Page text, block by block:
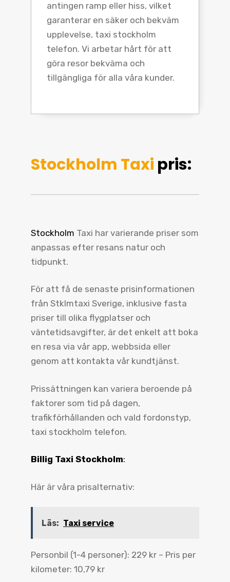
antingen ramp eller hiss, vilket
garanterar en säker och bekväm
upplevelse, taxi stockholm
telefon. Vi arbetar hårt för att
göra resor bekväma och
tillgängliga för alla våra kunder.
Stockholm Taxi pris:
Stockholm Taxi har varierande priser som
anpassas efter resans natur och
tidpunkt.
För att få de senaste prisinformationen
från Stklmtaxi Sverige, inklusive fasta
priser till olika flygplatser och
väntetidsavgifter, är det enkelt att boka
en resa via vår app, webbsida eller
genom att kontakta vår kundtjänst.
Prissättningen kan variera beroende på
faktorer som tid på dagen,
trafikförhållanden och vald fordonstyp,
taxi stockholm telefon.
Billig Taxi Stockholm:
Här är våra prisalternativ:
Läs: Taxi service
Personbil (1-4 personer): 229 kr – Pris per
kilometer: 10,79 kr